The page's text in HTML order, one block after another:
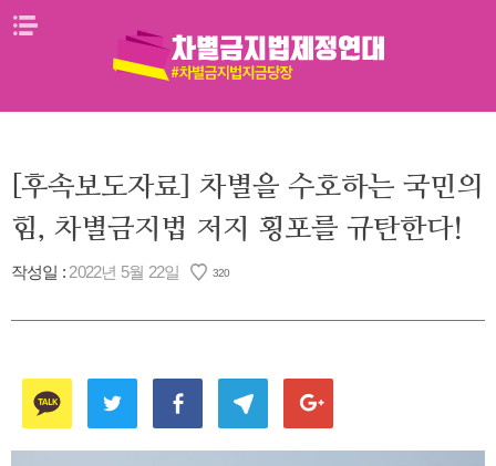
Skip
[후속보도자료] 차별을 수호하는 국민의
힘, 차별금지법 저지 횡포를 규탄한다!
작성일 : 2022년 5월 22일 320